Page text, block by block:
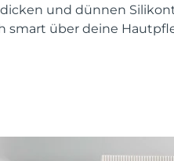
und dünnen
smart über deine